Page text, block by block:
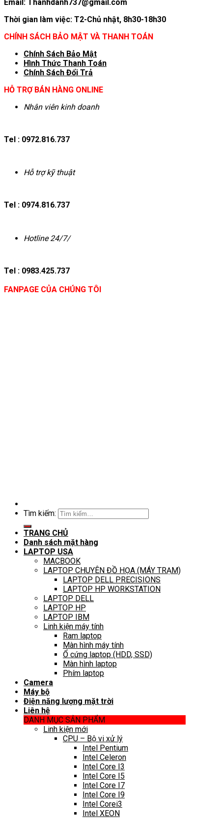
Email: Thanhdanh737@gmail.com
Thời gian làm việc: T2-Chủ nhật, 8h30-18h30
CHÍNH SÁCH BẢO MẬT VÀ THANH TOÁN
Chính Sách Bảo Mật
Hình Thức Thanh Toán
Chính Sách Đổi Trả
HỖ TRỢ BÁN HÀNG ONLINE
Nhân viên kinh doanh
Tel : 0972.816.737
Hỗ trợ kỹ thuật
Tel : 0974.816.737
Hotline 24/7/
Tel : 0983.425.737
FANPAGE CỦA CHÚNG TÔI
Tìm kiếm:
TRANG CHỦ
Danh sách mặt hàng
LAPTOP USA
MACBOOK
LAPTOP CHUYÊN ĐỒ HỌA (MÁY TRẠM)
LAPTOP DELL PRECISIONS
LAPTOP HP WORKSTATION
LAPTOP DELL
LAPTOP HP
LAPTOP IBM
Linh kiện máy tính
Ram laptop
Màn hình máy tính
Ổ cứng laptop (HDD, SSD)
Màn hình laptop
Phím laptop
Camera
Máy bộ
Điện năng lượng mặt trời
Liên hệ
DANH MỤC SẢN PHẨM
Linh kiện mới
CPU – Bộ vi xử lý
Intel Pentium
Intel Celeron
Intel Core I3
Intel Core I5
Intel Core I7
Intel Core I9
Intel Corei3
Intel XEON